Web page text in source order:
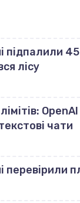
підпалили 45
лісу
чати
перевірили